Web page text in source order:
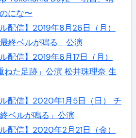
にな〜
配信】2019年8月26日（月）
終ベルが鳴る」公演
配信】2019年6月17日（月）
ねた足跡」公演 松井珠理奈 生
ル配信】2020年1月5日（日） チ
ベルが鳴る」公演
配信】2020年2月21日（金）